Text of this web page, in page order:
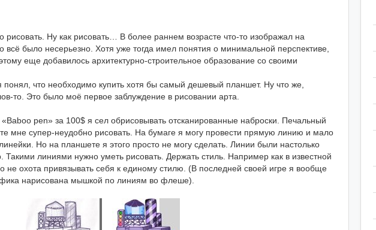
рисовать. Ну как рисовать… В более раннем возрасте что-то изображал на
всё было несерьезно. Хотя уже тогда имел понятия о минимальной перспективе,
еще добавилось архитектурно-строительное образование со своими
понял, что необходимо купить хотя бы самый дешевый планшет. Ну что же,
то. Это было моё первое заблуждение в рисовании арта.
pen» за 100$ я сел обрисовывать отсканированные наброски. Печальный
мне супер-неудобно рисовать. На бумаге я могу провести прямую линию и мало
Но на планшете я этого просто не могу сделать. Линии были настолько
Такими линиями нужно уметь рисовать. Держать стиль. Например как в известной
не охота привязывать себя к единому стилю. (В последней своей игре я вообще
нарисована мышкой по линиям во флеше).